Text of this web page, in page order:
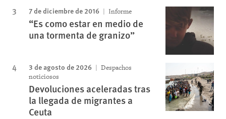
7 de diciembre de 2016 Informe
“Es como estar en medio de
una tormenta de granizo”
3 de agosto de 2026
Despachos
noticiosos
Devoluciones aceleradas tras
la llegada de migrantes a
Ceuta